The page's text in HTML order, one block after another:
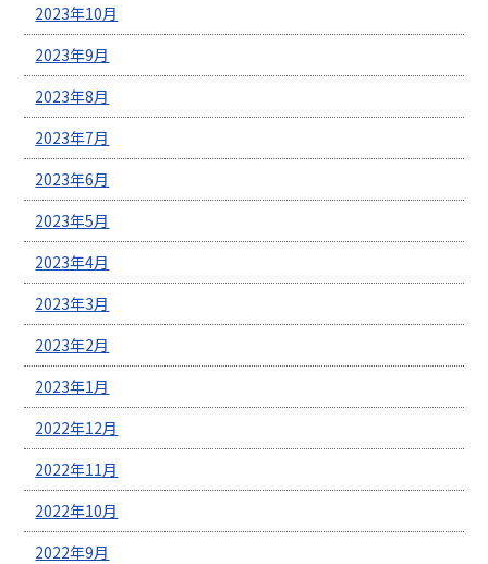
2023年10月
2023年9月
2023年8月
2023年7月
2023年6月
2023年5月
2023年4月
2023年3月
2023年2月
2023年1月
2022年12月
2022年11月
2022年10月
2022年9月